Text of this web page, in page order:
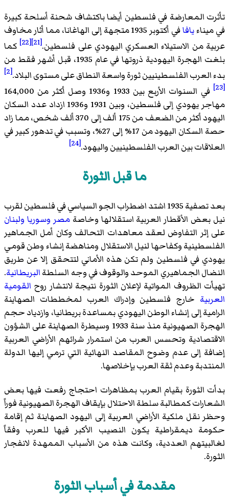
تأثرت المعارضة في فلسطين أيضا باكتشاف شحنة أسلحة كبيرة
في ميناءيافا
في أكتوبر 1935 متجهة إلى الهاغانا، مما أثار مخاوف
عربية من الاستيلاء العسكري اليهودي على فلسطين.[21]
[22]
كما
بلغت الهجرة اليهودية ذروتها في عام 1935، قبل أشهر فقط من
بدء العرب الفلسطينيين ثورة واسعة النطاق على مستوى البلاد.[2]
[23]
في السنوات الأربع بين 1933 و1936 وصل أكثر من 164,000
مهاجر يهودي إلى فلسطين، وبين 1931 و1936 ازداد عدد السكان
اليهود أكثر من الضعف من 175 ألف إلى 370 ألف شخص، مما زاد
حصة السكان اليهود من 17% إلى 27%، وتسبب في تدهور كبير في
العلاقات بين العرب الفلسطينيين واليهود.[24]
ما قبل الثورة
بعد تصفية 1935 اشتد اضطراب الجو السياسي في فلسطين لقرب
نيل بعض الأقطار العربية استقلالها وخاصةمصر وسوريا ولبنان
على إثر التفاوض لعقد معاهدات التحالف وكان أمل الجماهير
الفلسطينية وكفاحها لنيل الاستقلال ومناهضة إنشاء وطن قومي
يهودي في فلسطين ولم تكن هذه الأماني لتتحقق إلا عن طريق
النضال الجماهيري الموحد والوقوف في وجه السلطةالبريطانية.
تهيأت الظروف المواتية لإعلان الثورة نتيجة لانتشار روح القومية
العربية خارج فلسطين وإدراك العرب لمخططات الصهاينة
الرامية إلى إنشاء الوطن اليهودي بمساعدة بريطانيا، وازدياد حجم
الهجرة الصهيونية منذ سنة 1933 وسيطرة الصهاينة على الشؤون
الاقتصادية وتحسس العرب من استمرار شرائهم الأراضي العربية
إضافة إلى عدم وضوح المقاصد النهائية التي ترمي إليها الدولة
المنتدبة وعدم ثقة العرب بإخلاصها.
بدأت الثورة بقيام العرب بمظاهرات احتجاج رفعت فيها بعض
الشعارات كمطالبة سلطة الاحتلال بإيقاف الهجرة الصهيونية فوراً
وحظر نقل ملكية الأراضي العربية إلى اليهود الصهاينة ثم إقامة
حكومة ديمقراطية يكون النصيب الأكبر فيها للعرب وفقاً
لغالبيتهم العددية، وكانت هذه من الأسباب الممهدة لانفجار
الثورة.
مقدمة في أسباب الثورة